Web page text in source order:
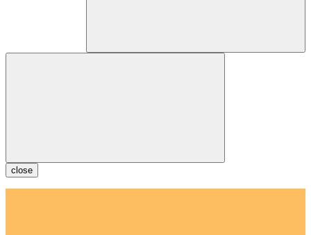
close